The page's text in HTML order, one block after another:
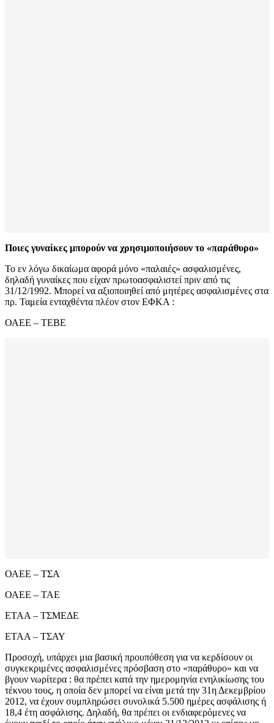
Ποιες γυναίκες μπορούν να χρησιμοποιήσουν το «παράθυρο»
Το εν λόγω δικαίωμα αφορά μόνο «παλαιές» ασφαλισμένες,
δηλαδή γυναίκες που είχαν πρωτοασφαλιστεί πριν από τις
31/12/1992. Μπορεί να αξιοποιηθεί από μητέρες ασφαλισμένες στα
πρ. Ταμεία ενταχθέντα πλέον στον ΕΦΚΑ :
ΟΑΕΕ – ΤΕΒΕ
ΟΑΕΕ – ΤΣΑ
ΟΑΕΕ – ΤΑΕ
ΕΤΑΑ – ΤΣΜΕΔΕ
ΕΤΑΑ – ΤΣΑΥ
Προσοχή, υπάρχει μια βασική προυπόθεση για να κερδίσουν οι
συγκεκριμένες ασφαλισμένες πρόσβαση στο «παράθυρο» και να
βγουν νωρίτερα : θα πρέπει κατά την ημερομηνία ενηλικίωσης του
τέκνου τους, η οποία δεν μπορεί να είναι μετά την 31η Δεκεμβρίου
2012, να έχουν συμπληρώσει συνολικά 5.500 ημέρες ασφάλισης ή
18,4 έτη ασφάλισης. Δηλαδή, θα πρέπει οι ενδιαφερόμενες να